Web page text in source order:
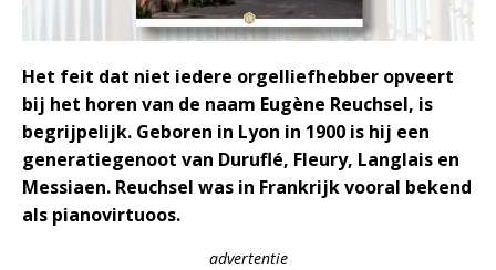
Het feit dat niet iedere orgelliefhebber opveert
bij het horen van de naam Eugène Reuchsel, is
begrijpelijk. Geboren in Lyon in 1900 is hij een
generatiegenoot van Duruflé, Fleury, Langlais en
Messiaen. Reuchsel was in Frankrijk vooral bekend
als pianovirtuoos.
advertentie